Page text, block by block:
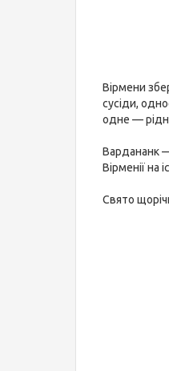
Вірмени
сусіди,
одне —
Вардананк
Вірменії на
Свято